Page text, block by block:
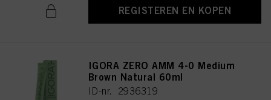
REGISTEREN EN KOPEN
IGORA ZERO AMM 4-0 Medium
Brown Natural 60ml
ID-nr. 2936319